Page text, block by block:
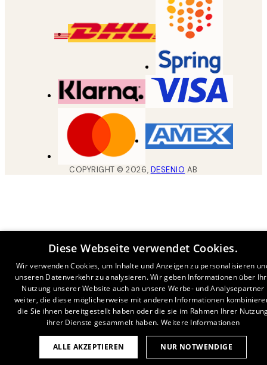
COPYRIGHT ©2026, DESENIO AB
Diese Webseite verwendet Cookies.
Wir verwenden Cookies, um Inhalte und Anzeigen zu personalisieren
unseren Datenverkehr zu analysieren. Wir geben Informationen über
Nutzung unserer Website auch an unsere Werbe- und Analysepartner
weiter, die diese möglicherweise mit anderen Informationen
die Sie ihnen bereitgestellt haben oder die sie im Rahmen Ihrer
ihrer Dienste gesammelt haben. Weitere Informationen
ALLE AKZEPTIEREN NUR NOTWENDIGE